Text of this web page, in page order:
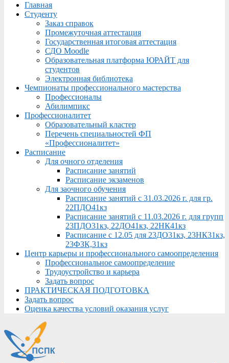
Menu
Главная
Студенту
Заказ справок
Промежуточная аттестация
Государственная итоговая аттестация
СДО Moodle
Образовательная платформа ЮРАЙТ для
студентов
Электронная библиотека
Чемпионаты профессионального мастерства
Профессионалы
Абилимпикс
Профессионалитет
Образовательный кластер
Перечень специальностей ФП
«Профессионалитет»
Расписание
Для очного отделения
Расписание занятий
Расписание экзаменов
Для заочного обучения
Расписание занятий с 31.03.2026 г. для гр.
22ПДО41кз
Расписание занятий с 11.03.2026 г. для групп
23ПДО31кз, 22ДО41кз, 22НК41кз
Расписание с 12.05 для 23ДО31кз, 23НК31кз,
23ФЗК,31кз
Центр карьеры и профессионального самоопределения
Профессиональное самоопределение
Трудоустройство и карьера
Задать вопрос
ПРАКТИЧЕСКАЯ ПОДГОТОВКА
Задать вопрос
Оценка качества условий оказания услуг